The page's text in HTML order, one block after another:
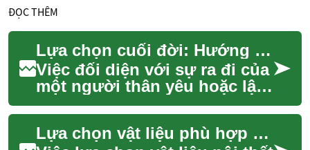
ĐỌC THÊM
Lựa chọn cuối đời: Hướng dẫn toàn diện
Việc đối diện với sự ra đi của
một người thân yêu hoặc lập
kế hoạch cho chính bản thân
trong tương lai là một quá
trì...
Lựa chọn vật liệu phù hợp cho không gian